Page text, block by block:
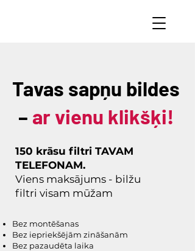
Tavas sapņu bildes
– ar vienu klikšķi!
150 krāsu filtri TAVAM
TELEFONAM.
Viens maksājums - bilžu
filtri visam mūžam
Bez montēšanas
Bez iepriekšējām zināšanām
Bez pazaudēta laika